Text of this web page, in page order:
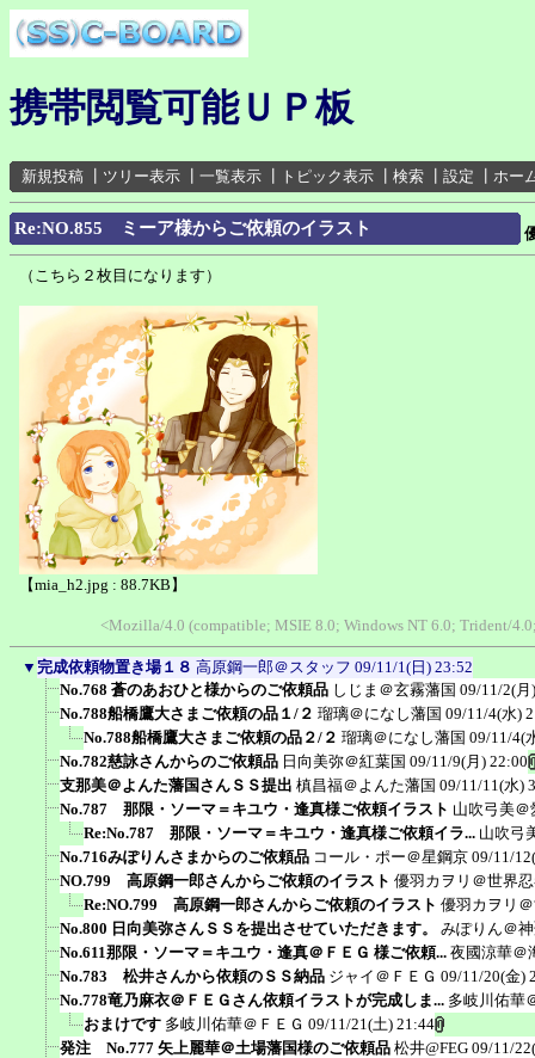
携帯閲覧可能ＵＰ板
新規投稿 ツリー表示 一覧表示 トピック表示 検索 設定 ホー
Re:NO.855 ミーア様からご依頼のイラスト
（こちら２枚目になります）
【mia_h2.jpg : 88.7KB】
<Mozilla/4.0 (compatible; MSIE 8.0; Windows NT 6.0; Trident/
▼ 完成依頼物置き場１８ 高原鋼一郎＠スタッフ 09/11/1(日) 23:52
No.768 蒼のあおひと様からのご依頼品 しじま＠玄霧藩国 09/11/2(月
No.788船橋鷹大さまご依頼の品１/２ 瑠璃＠になし藩国 09/11/4(水)
No.788船橋鷹大さまご依頼の品２/２ 瑠璃＠になし藩国 09/11/4(
No.782慈詠さんからのご依頼品 日向美弥＠紅葉国 09/11/9(月) 22:00
支那美＠よんた藩国さんＳＳ提出 槙昌福＠よんた藩国 09/11/11(水)
No.787 那限・ソーマ＝キユウ・逢真様ご依頼イラスト 山吹弓美
Re:No.787 那限・ソーマ＝キユウ・逢真様ご依頼イラ... 山吹弓
No.716みぽりんさまからのご依頼品 コール・ポー＠星鋼京 09/11/
NO.799 高原鋼一郎さんからご依頼のイラスト 優羽カヲリ＠世界
Re:NO.799 高原鋼一郎さんからご依頼のイラスト 優羽カヲリ
No.800 日向美弥さんＳＳを提出させていただきます。
みぽりん＠
No.611那限・ソーマ＝キユウ・逢真＠ＦＥＧ 様ご依頼... 夜國涼華＠
No.783 松井さんから依頼のＳＳ納品 ジャイ＠ＦＥＧ 09/11/20(金)
No.778竜乃麻衣＠ＦＥＧさん依頼イラストが完成しま... 多岐川佑華
おまけです 多岐川佑華＠ＦＥＧ 09/11/21(土) 21:44
発注 No.777 矢上麗華＠土場藩国様のご依頼品 松井@FEG 09/11/